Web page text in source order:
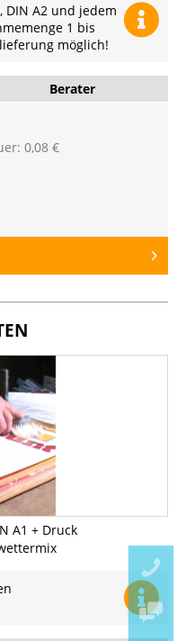
DIN A2 und jedem
1 bis
möglich!
Berater
0,08 €
A1 + Druck